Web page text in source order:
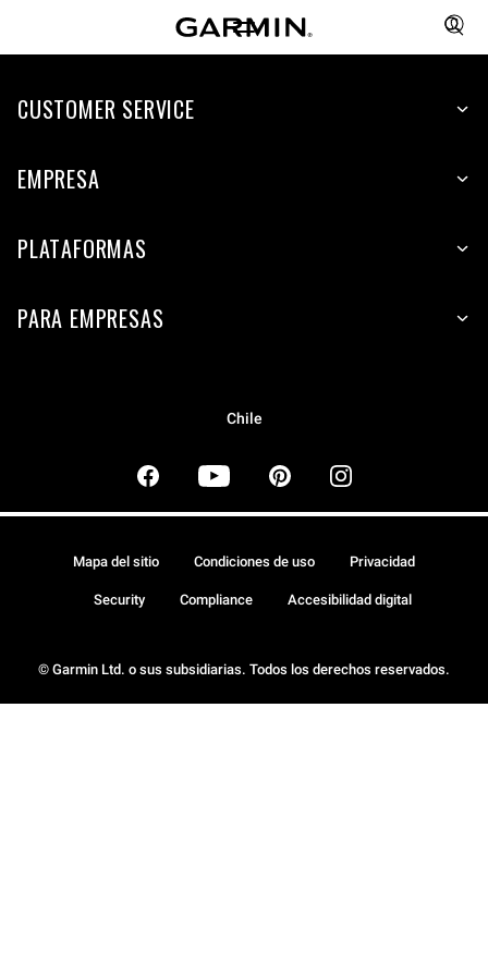
CUSTOMER SERVICE
EMPRESA
PLATAFORMAS
PARA EMPRESAS
Chile
© Garmin Ltd. o sus subsidiarias. Todos los derechos reservados.
Mapa del sitio Condiciones de uso Privacidad
Security Compliance Accesibilidad digital